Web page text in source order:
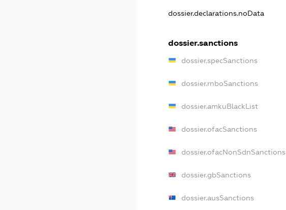
dossier.declarations.noData
dossier.sanctions
dossier.specSanctions
dossier.rnboSanctions
dossier.amkuBlackList
dossier.ofacSanctions
dossier.ofacNonSdnSanctions
dossier.gbSanctions
dossier.ausSanctions